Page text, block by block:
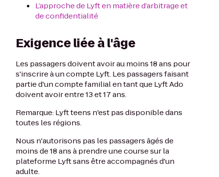
L’approche de Lyft en matière d’arbitrage et
de confidentialité
Exigence liée à l'âge
Les passagers doivent avoir au moins 18 ans pour
s'inscrire à un compte Lyft. Les passagers faisant
partie d'un compte familial en tant que Lyft Ado
doivent avoir entre 13 et 17 ans.
Remarque: Lyft teens n'est pas disponible dans
toutes les régions.
Nous n'autorisons pas les passagers âgés de
moins de 18 ans à prendre une course sur la
plateforme Lyft sans être accompagnés d'un
adulte.